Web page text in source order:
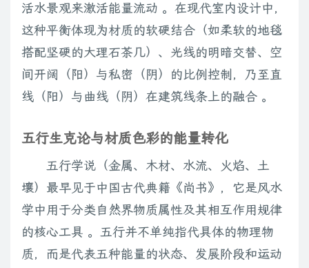
活水景观来激活能量流动 。在现代室内设计中，
这种平衡体现为材质的软硬结合（如柔软的地毯
搭配坚硬的大理石茶几）、光线的明暗交替、空
间开阔（阳）与私密（阴）的比例控制，乃至直
线（阳）与曲线（阴）在建筑线条上的融合 。
五行生克论与材质色彩的能量转化
五行学说（金属、木材、水流、火焰、土
壤）最早见于中国古代典籍《尚书》，它是风水
学中用于分类自然界物质属性及其相互作用规律
的核心工具 。五行并不单纯指代具体的物理物
质，而是代表五种能量的状态、发展阶段和运动